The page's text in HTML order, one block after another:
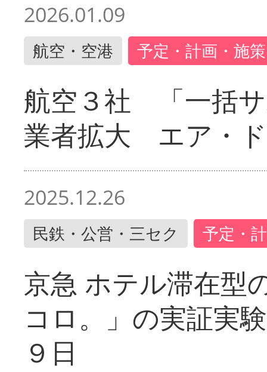
2026.01.09
航空・空港 予定・計画・施策
航空３社 「一括
業者拡大 エア・
2025.12.26
民鉄・公営・三セク 予定・
京急 ホテル滞在型
コロ。」の実証実
９日